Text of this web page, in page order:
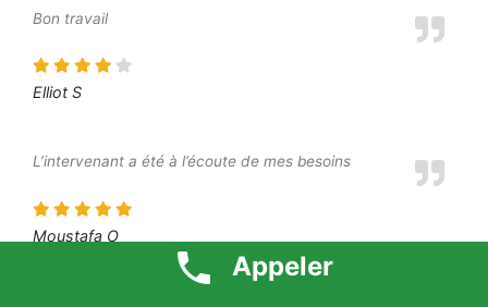
Bon travail
Elliot S
L’intervenant a été à l’écoute de mes besoins
Moustafa O
Appeler